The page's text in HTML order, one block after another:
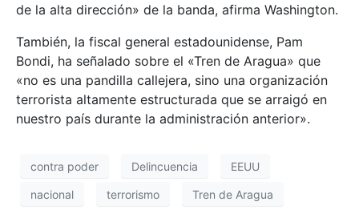
de la alta dirección» de la banda, afirma Washington.
También, la fiscal general estadounidense, Pam
Bondi, ha señalado sobre el «Tren de Aragua» que
«no es una pandilla callejera, sino una organización
terrorista altamente estructurada que se arraigó en
nuestro país durante la administración anterior».
contra poder Delincuencia EEUU
nacional terrorismo Tren de Aragua